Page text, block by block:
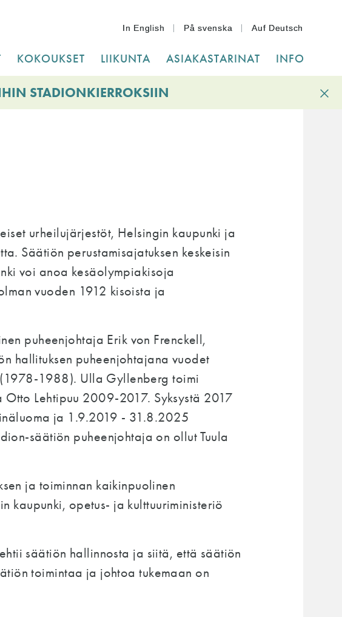
In English På svenska Auf Deutsch
KOKOUKSET LIIKUNTA ASIAKASTARINAT INFO
STADIONKIERROKSIIN
urheilujärjestöt, Helsingin kaupunki ja
Säätiön perustamisajatuksen keskeisin
voi anoa kesäolympiakisoja
vuoden 1912 kisoista ja
puheenjohtaja Erik von Frenckell,
hallituksen puheenjohtajana vuodet
1988). Ulla Gyllenberg toimi
Lehtipuu 2009-2017. Syksystä 2017
ja 1.9.2019 - 31.8.2025
säätiön puheenjohtaja on ollut Tuula
ja toiminnan kaikinpuolinen
kaupunki, opetus- ja kulttuuriministeriö
säätiön hallinnosta ja siitä, että säätiön
toimintaa ja johtoa tukemaan on